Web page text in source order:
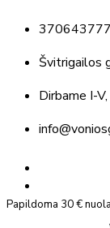
Švitrigailos
Dirbame I-
Papildoma 30 €